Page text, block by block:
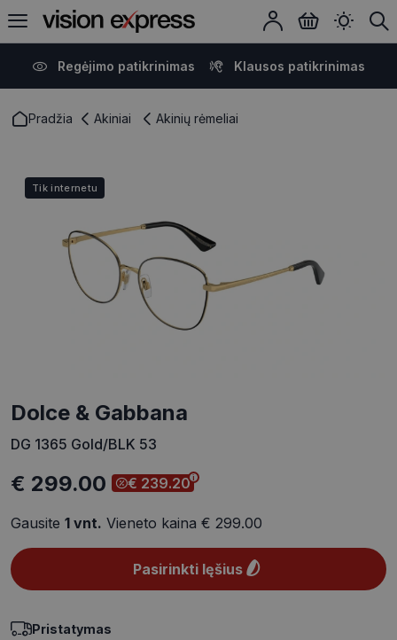
Regėjimo patikrinimas Klausos patikrinimas
Pradžia Akiniai Akinių rėmeliai
Tik internetu
Dolce & Gabbana
DG 1365 Gold/BLK 53
€ 299.00 € 239.20
Gausite 1 vnt. Vieneto kaina € 299.00
Pasirinkti lęšius
Pristatymas